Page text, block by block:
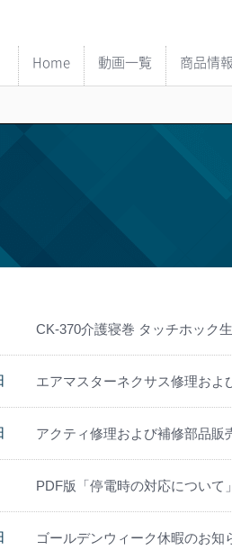
Home 動画一覧 商品情報
CK-370介護寝巻 タッチホック
エアマスターネクサス修理お
アクティ修理および補修部品販
PDF版「停電時の対応について
ゴールデンウィーク休暇のお知